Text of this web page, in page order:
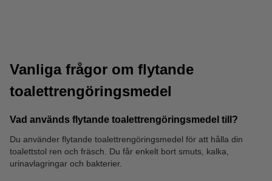
Toalettpapper Avloppsrensare
Vanliga frågor om flytande
toalettrengöringsmedel
Vad används flytande toalettrengöringsmedel till?
Du använder flytande toalettrengöringsmedel för att hålla din
toalettstol ren och fräsch. Du får enkelt bort smuts, kalka,
urinavlagringar och bakterier.